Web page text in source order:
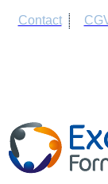
Contact